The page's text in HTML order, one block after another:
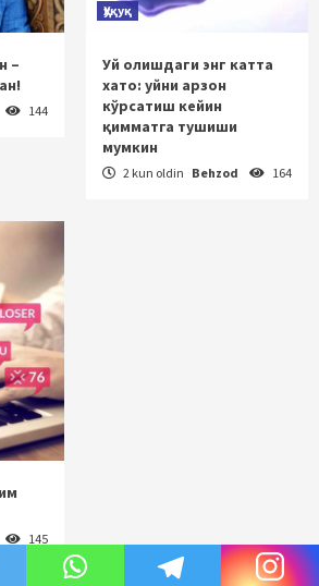
–
144
Ҳуқуқ
Уй олишдаги энг катта
хато: уйни арзон
кўрсатиш кейин
қимматга тушиши
мумкин
2 kun oldin Behzod 164
145